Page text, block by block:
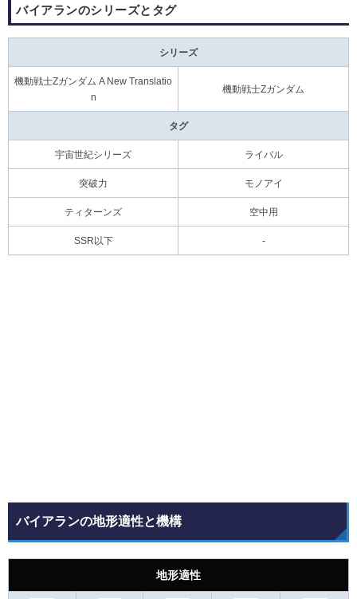
バイアランのシリーズとタグ
シリーズ
機動戦士Ζガンダム A New Translatio
n
機動戦士Ζガンダム
タグ
宇宙世紀シリーズ ライバル
突破力 モノアイ
ティターンズ 空中用
SSR以下 -
バイアランの地形適性と機構
地形適性